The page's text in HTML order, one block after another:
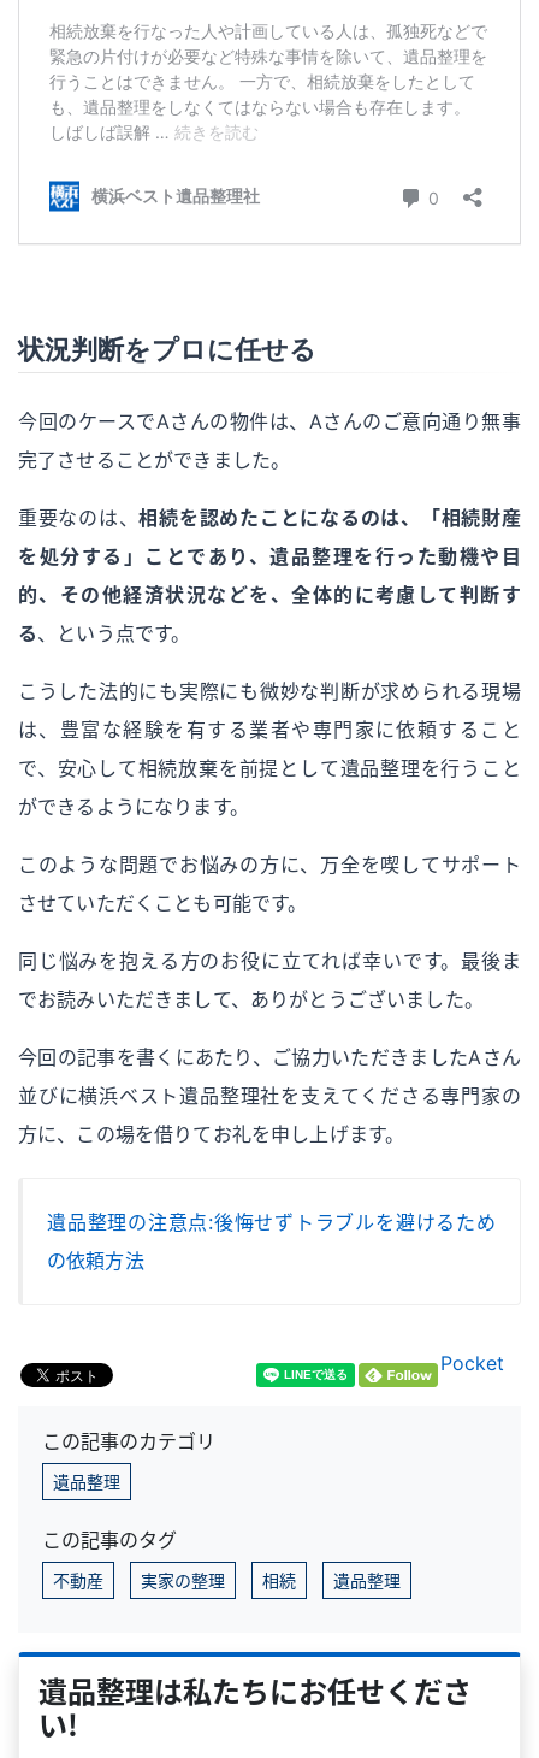
状況判断をプロに任せる
今回のケースでAさんの物件は、Aさんのご意向通り無事
完了させることができました。
重要なのは、相続を認めたことになるのは、「相続財産
を処分する」ことであり、遺品整理を行った動機や目
的、その他経済状況などを、全体的に考慮して判断す
る、という点です。
こうした法的にも実際にも微妙な判断が求められる現場
は、豊富な経験を有する業者や専門家に依頼すること
で、安心して相続放棄を前提として遺品整理を行うこと
ができるようになります。
このような問題でお悩みの方に、万全を喫してサポート
させていただくことも可能です。
同じ悩みを抱える方のお役に立てれば幸いです。最後ま
でお読みいただきまして、ありがとうございました。
今回の記事を書くにあたり、ご協力いただきましたAさん
並びに横浜ベスト遺品整理社を支えてくださる専門家の
方に、この場を借りてお礼を申し上げます。
遺品整理の注意点：後悔せずトラブルを避けるため
の依頼方法
Pocket
この記事のカテゴリ
遺品整理
この記事のタグ
不動産 実家の整理 相続 遺品整理
遺品整理は私たちにお任せくださ
い！